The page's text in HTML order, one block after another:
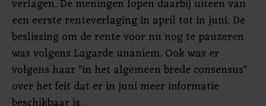
verlagen. De meningen lopen daarbij uiteen van
een eerste renteverlaging in april tot in juni. De
beslissing om de rente voor nu nog te pauzeren
was volgens Lagarde unaniem. Ook was er
volgens haar "in het algemeen brede consensus"
over het feit dat er in juni meer informatie